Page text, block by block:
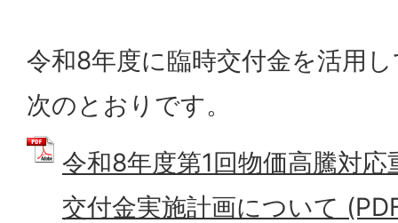
令和8年度に臨時交付金を活用
次のとおりです。
令和8年度第1回物価高騰対
交付金実施計画について